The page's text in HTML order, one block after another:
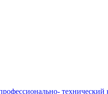
технический